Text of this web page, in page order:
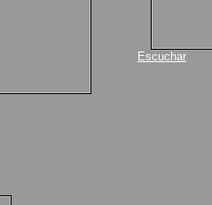
Escuchar